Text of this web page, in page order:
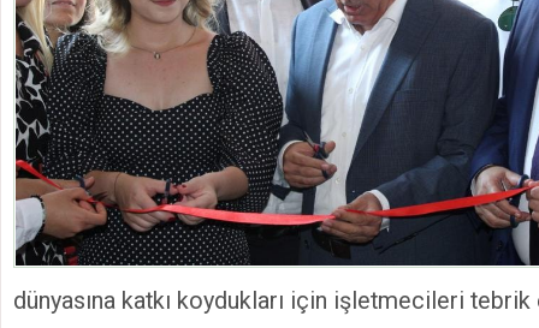
dünyasına katkı koydukları için işletmecileri tebrik